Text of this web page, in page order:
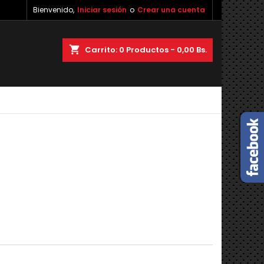
Bienvenido, Iniciar sesión o Crear una cuenta
shopping_cart Carrito: 0 Productos - 0,00 Bs.